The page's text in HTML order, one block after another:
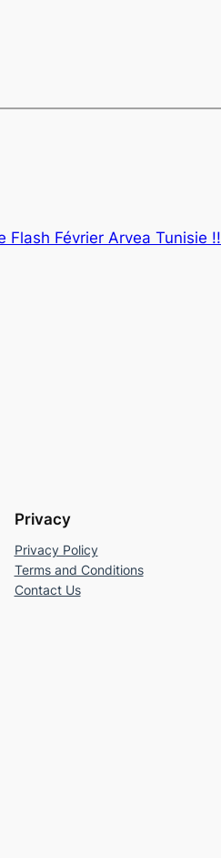
Flash Février Arvea Tunisie !!
Privacy
Privacy Policy
Terms and Conditions
Contact Us